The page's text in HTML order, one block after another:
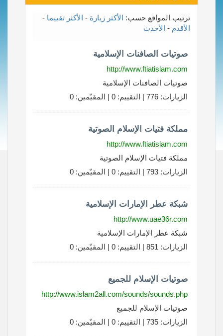
ترتيب المواقع حسب: الأكثر زيارة - الأكثر تقييما -
الأقدم - الأحدث
صوتيات الصافنات الإسلامية
http://www.ftiatislam.com
صوتيات الصافنات الإسلامية
الزيارات: 776 | التقييم: 0 | المقيّمين: 0
مملكة فتيات الإسلام الصوتية
http://www.ftiatislam.com
مملكة فتيات الإسلام الصوتية
الزيارات: 793 | التقييم: 0 | المقيّمين: 0
شبكة عطر الإمارات الإسلامية
http://www.uae36r.com
شبكة عطر الإمارات الإسلامية
الزيارات: 851 | التقييم: 0 | المقيّمين: 0
صوتيات الإسلام للجميع
http://www.islam2all.com/sounds/sounds.php
صوتيات الإسلام للجميع
الزيارات: 735 | التقييم: 0 | المقيّمين: 0